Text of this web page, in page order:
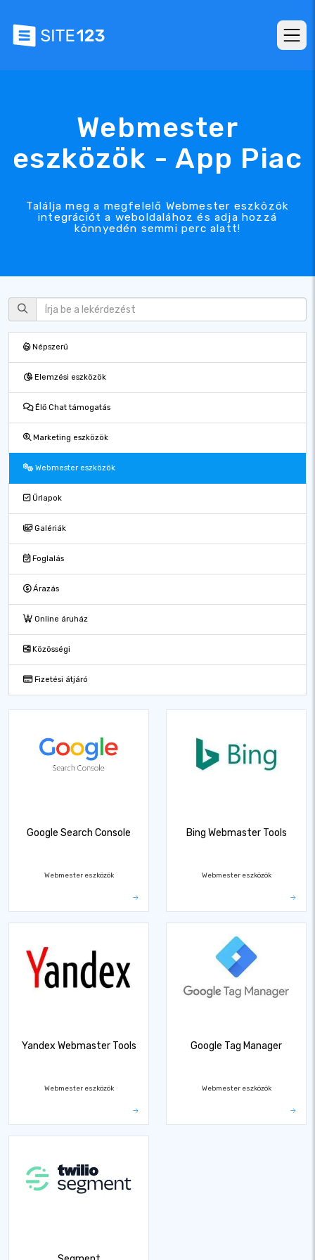
Webmester
eszközök - App Piac
Találja meg a megfelelő Webmester eszközök
integrációt a weboldalához és adja hozzá
könnyedén semmi perc alatt!
Népszerű
Elemzési eszközök
Élő Chat támogatás
Marketing eszközök
Webmester eszközök
Űrlapok
Galériák
Foglalás
Árazás
Online áruház
Közösségi
Fizetési átjáró
Google Search Console
Webmester eszközök
Bing Webmaster Tools
Webmester eszközök
Yandex Webmaster Tools
Webmester eszközök
Google Tag Manager
Webmester eszközök